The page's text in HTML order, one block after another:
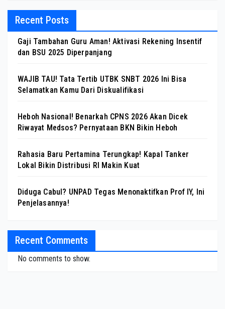
Recent Posts
Gaji Tambahan Guru Aman! Aktivasi Rekening Insentif
dan BSU 2025 Diperpanjang
WAJIB TAU! Tata Tertib UTBK SNBT 2026 Ini Bisa
Selamatkan Kamu Dari Diskualifikasi
Heboh Nasional! Benarkah CPNS 2026 Akan Dicek
Riwayat Medsos? Pernyataan BKN Bikin Heboh
Rahasia Baru Pertamina Terungkap! Kapal Tanker
Lokal Bikin Distribusi RI Makin Kuat
Diduga Cabul? UNPAD Tegas Menonaktifkan Prof IY, Ini
Penjelasannya!
Recent Comments
No comments to show.